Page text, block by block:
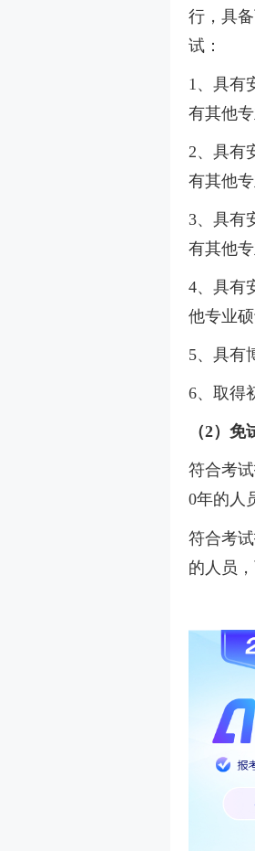
行，具
试：
1、具有
有其他
2、具有
有其他
3、具有
有其他
4、具有
他专业
5、具有
6、取得
（2）
符合考
0年的人
符合考
的人员